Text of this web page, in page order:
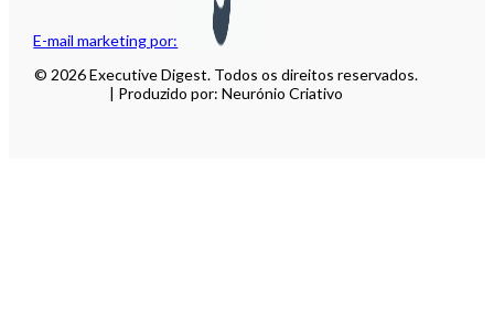
E-mail marketing por:
© 2026 Executive Digest. Todos os direitos reservados.
| Produzido por: Neurónio Criativo